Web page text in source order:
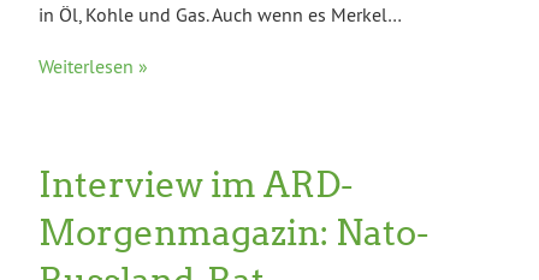
in Öl, Kohle und Gas. Auch wenn es Merkel…
Weiterlesen »
Interview im ARD-
Morgenmagazin: Nato-